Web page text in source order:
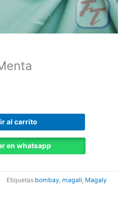
al carrito
en whatsapp
Etiquetas bombay, magali, Magaly